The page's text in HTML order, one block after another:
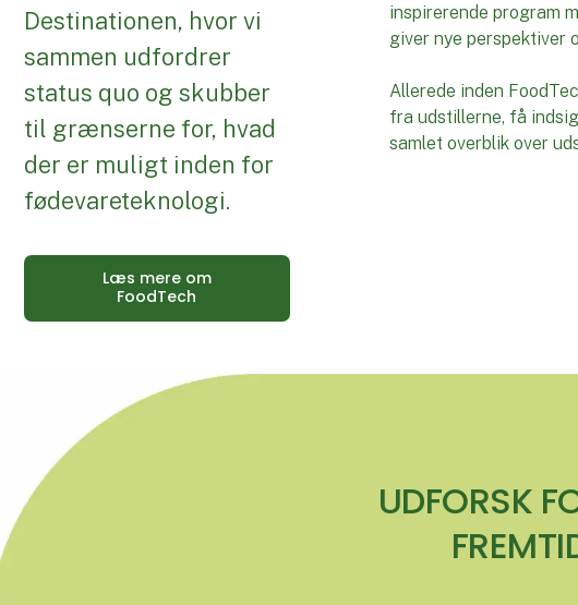
Destinationen, hvor vi
sammen udfordrer
status quo og skubber
til grænserne for, hvad
der er muligt inden for
fødevareteknologi.
Læs mere om
FoodTech
inspirerende program
giver nye perspektiver
Allerede inden
fra udstillerne, få
samlet overblik over
UDFORSK